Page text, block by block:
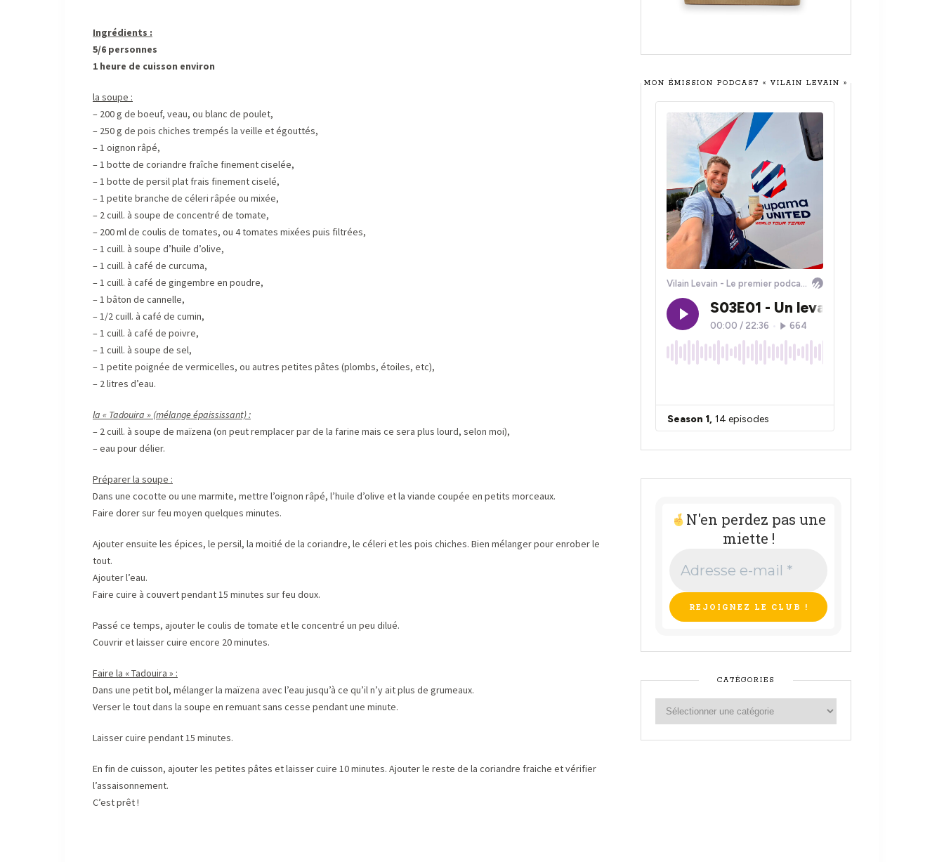
Ingrédients :
5/6 personnes
1 heure de cuisson environ
la soupe :
– 200 g de boeuf, veau, ou blanc de poulet,
– 250 g de pois chiches trempés la veille et égouttés,
– 1 oignon râpé,
– 1 botte de coriandre fraîche finement ciselée,
– 1 botte de persil plat frais finement ciselé,
– 1 petite branche de céleri râpée ou mixée,
– 2 cuill. à soupe de concentré de tomate,
– 200 ml de coulis de tomates, ou 4 tomates mixées puis filtrées,
– 1 cuill. à soupe d’huile d’olive,
– 1 cuill. à café de curcuma,
– 1 cuill. à café de gingembre en poudre,
– 1 bâton de cannelle,
– 1/2 cuill. à café de cumin,
– 1 cuill. à café de poivre,
– 1 cuill. à soupe de sel,
– 1 petite poignée de vermicelles, ou autres petites pâtes (plombs, étoiles, etc),
– 2 litres d’eau.
la « Tadouira » (mélange épaississant) :
– 2 cuill. à soupe de maïzena (on peut remplacer par de la farine mais ce sera plus lourd, selon moi),
– eau pour délier.
Préparer la soupe :
Dans une cocotte ou une marmite, mettre l’oignon râpé, l’huile d’olive et la viande coupée en petits morceaux.
Faire dorer sur feu moyen quelques minutes.
Ajouter ensuite les épices, le persil, la moitié de la coriandre, le céleri et les pois chiches. Bien mélanger pour enrober le
tout.
Ajouter l’eau.
Faire cuire à couvert pendant 15 minutes sur feu doux.
Passé ce temps, ajouter le coulis de tomate et le concentré un peu dilué.
Couvrir et laisser cuire encore 20 minutes.
Faire la « Tadouira » :
Dans une petit bol, mélanger la maïzena avec l’eau jusqu’à ce qu’il n’y ait plus de grumeaux.
Verser le tout dans la soupe en remuant sans cesse pendant une minute.
Laisser cuire pendant 15 minutes.
En fin de cuisson, ajouter les petites pâtes et laisser cuire 10 minutes. Ajouter le reste de la coriandre fraiche et vérifier
l’assaisonnement.
C’est prêt !
MON ÉMISSION PODCAST « VILAIN LEVAIN »
N'en perdez pas une
miette !
e-
mail
*
CATÉGORIES